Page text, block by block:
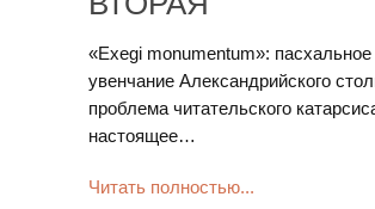
«Exegi monumentum»: пасхальное
увенчание Александрийского
проблема читательского
настоящее…
Читать полностью...